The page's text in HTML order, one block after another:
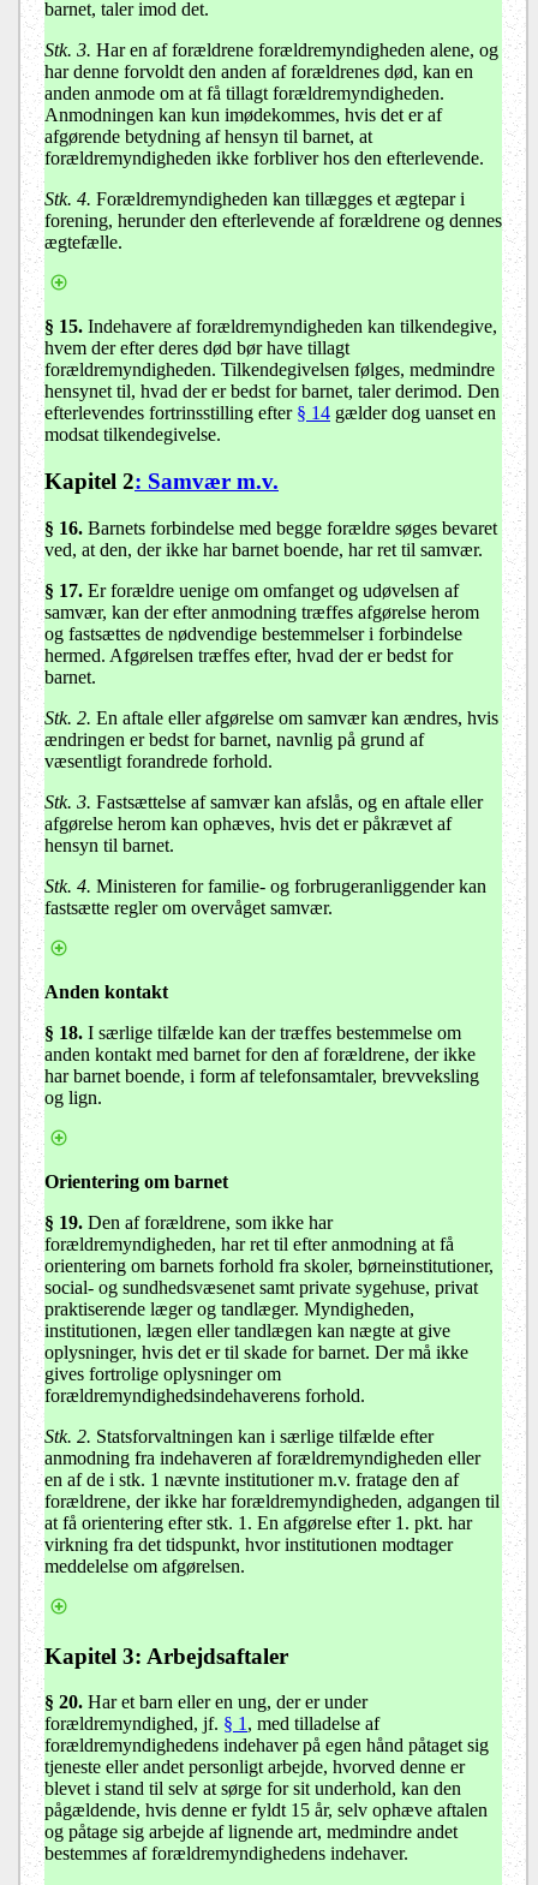
barnet, taler imod det.
Stk. 3. Har en af forældrene forældremyndigheden alene, og
har denne forvoldt den anden af forældrenes død, kan en
anden anmode om at få tillagt forældremyndigheden.
Anmodningen kan kun imødekommes, hvis det er af
afgørende betydning af hensyn til barnet, at
forældremyndigheden ikke forbliver hos den efterlevende.
Stk. 4. Forældremyndigheden kan tillægges et ægtepar i
forening, herunder den efterlevende af forældrene og dennes
ægtefælle.
§ 15. Indehavere af forældremyndigheden kan tilkendegive,
hvem der efter deres død bør have tillagt
forældremyndigheden. Tilkendegivelsen følges, medmindre
hensynet til, hvad der er bedst for barnet, taler derimod. Den
efterlevendes fortrinsstilling efter § 14 gælder dog uanset en
modsat tilkendegivelse.
Kapitel 2: Samvær m.v.
§ 16. Barnets forbindelse med begge forældre søges bevaret
ved, at den, der ikke har barnet boende, har ret til samvær.
§ 17. Er forældre uenige om omfanget og udøvelsen af
samvær, kan der efter anmodning træffes afgørelse herom
og fastsættes de nødvendige bestemmelser i forbindelse
hermed. Afgørelsen træffes efter, hvad der er bedst for
barnet.
Stk. 2. En aftale eller afgørelse om samvær kan ændres, hvis
ændringen er bedst for barnet, navnlig på grund af
væsentligt forandrede forhold.
Stk. 3. Fastsættelse af samvær kan afslås, og en aftale eller
afgørelse herom kan ophæves, hvis det er påkrævet af
hensyn til barnet.
Stk. 4. Ministeren for familie- og forbrugeranliggender kan
fastsætte regler om overvåget samvær.
Anden kontakt
§ 18. I særlige tilfælde kan der træffes bestemmelse om
anden kontakt med barnet for den af forældrene, der ikke
har barnet boende, i form af telefonsamtaler, brevveksling
og lign.
Orientering om barnet
§ 19. Den af forældrene, som ikke har
forældremyndigheden, har ret til efter anmodning at få
orientering om barnets forhold fra skoler, børneinstitutioner,
social- og sundhedsvæsenet samt private sygehuse, privat
praktiserende læger og tandlæger. Myndigheden,
institutionen, lægen eller tandlægen kan nægte at give
oplysninger, hvis det er til skade for barnet. Der må ikke
gives fortrolige oplysninger om
forældremyndighedsindehaverens forhold.
Stk. 2. Statsforvaltningen kan i særlige tilfælde efter
anmodning fra indehaveren af forældremyndigheden eller
en af de i stk. 1 nævnte institutioner m.v. fratage den af
forældrene, der ikke har forældremyndigheden, adgangen til
at få orientering efter stk. 1. En afgørelse efter 1. pkt. har
virkning fra det tidspunkt, hvor institutionen modtager
meddelelse om afgørelsen.
Kapitel 3: Arbejdsaftaler
§ 20. Har et barn eller en ung, der er under
forældremyndighed, jf. § 1 , med tilladelse af
forældremyndighedens indehaver på egen hånd påtaget sig
tjeneste eller andet personligt arbejde, hvorved denne er
blevet i stand til selv at sørge for sit underhold, kan den
pågældende, hvis denne er fyldt 15 år, selv ophæve aftalen
og påtage sig arbejde af lignende art, medmindre andet
bestemmes af forældremyndighedens indehaver.